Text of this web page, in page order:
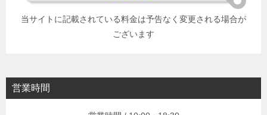
当サイトに記載されている料金は予告なく変更される場合が
ございます
営業時間